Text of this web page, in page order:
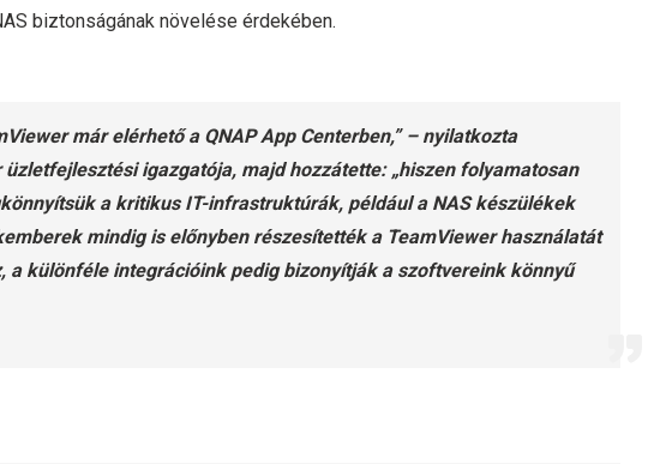
biztonságának növelése érdekében.
már elérhető a QNAP App Centerben,” – nyilatkozta
igazgatója, majd hozzátette: „hiszen folyamatosan
a kritikus IT-infrastruktúrák, például a NAS készülékek
mindig is előnyben részesítették a TeamViewer használatát
a különféle integrációink pedig bizonyítják a szoftvereink könnyű